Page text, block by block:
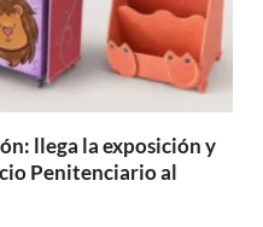
llega la exposición y
Penitenciario al